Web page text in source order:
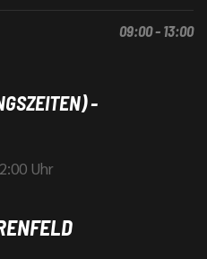
09:00 - 13:00
-
Uhr